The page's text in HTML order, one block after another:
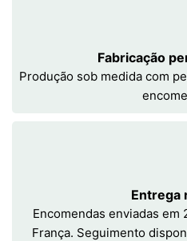
Fabricação
Produção sob medida com
Entrega
Encomendas enviadas
França. Seguimento